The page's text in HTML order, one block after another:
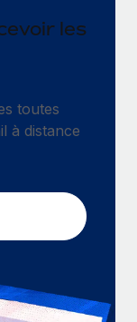
les
toutes
à distance